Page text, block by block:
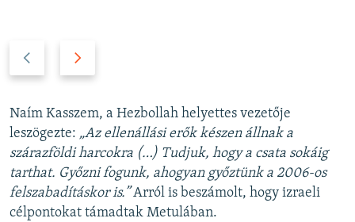
v
i
o
u
s
s
t
s
l
i
d
e
Naím Kasszem, a Hezbollah helyettes vezetője
leszögezte: „Az ellenállási erők készen állnak a
szárazföldi harcokra (…) Tudjuk, hogy a csata sokáig
tarthat. Győzni fogunk, ahogyan győztünk a 2006-os
felszabadításkor is.”Arról is beszámolt, hogy izraeli
célpontokat támadtak Metulában.